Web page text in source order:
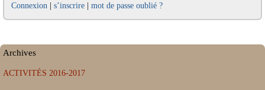
Connexion | s’inscrire | mot de passe oublié ?
Archives
ACTIVITÉS 2016-2017